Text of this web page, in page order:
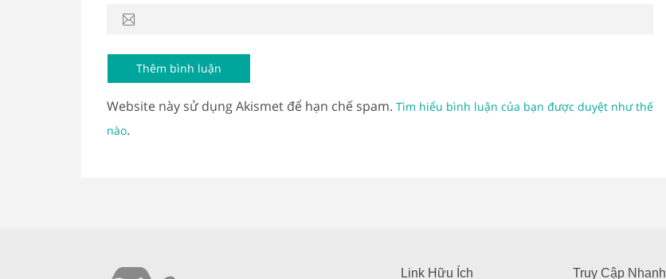
Website này sử dụng Akismet để hạn chế spam. Tìm hiểu bình luận của bạn được duyệt như thế
nào.
Link Hữu Ích Truy Cập Nhanh